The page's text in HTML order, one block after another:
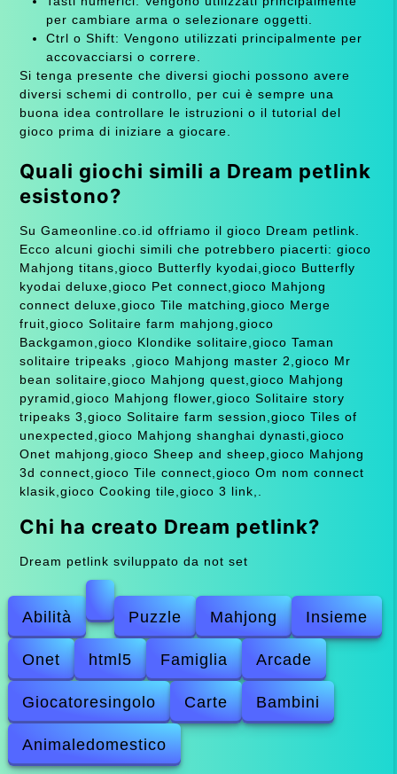
per cambiare arma o selezionare oggetti.
Ctrl o Shift: Vengono utilizzati principalmente per
accovacciarsi o correre.
Si tenga presente che diversi giochi possono avere
diversi schemi di controllo, per cui è sempre una
buona idea controllare le istruzioni o il tutorial del
gioco prima di iniziare a giocare.
Quali giochi simili a Dream petlink
esistono?
Su Gameonline.co.id offriamo il gioco Dream petlink.
Ecco alcuni giochi simili che potrebbero piacerti: gioco
Mahjong titans,gioco Butterfly kyodai,gioco Butterfly
kyodai deluxe,gioco Pet connect,gioco Mahjong
connect deluxe,gioco Tile matching,gioco Merge
fruit,gioco Solitaire farm mahjong,gioco
Backgamon,gioco Klondike solitaire,gioco Taman
solitaire tripeaks ,gioco Mahjong master 2,gioco Mr
bean solitaire,gioco Mahjong quest,gioco Mahjong
pyramid,gioco Mahjong flower,gioco Solitaire story
tripeaks 3,gioco Solitaire farm session,gioco Tiles of
unexpected,gioco Mahjong shanghai dynasti,gioco
Onet mahjong,gioco Sheep and sheep,gioco Mahjong
3d connect,gioco Tile connect,gioco Om nom connect
klasik,gioco Cooking tile,gioco 3 link,.
Chi ha creato Dream petlink?
Dream petlink sviluppato da not set
Abilità Puzzle Mahjong Insieme
Onet html5 Famiglia Arcade
Giocatoresingolo Carte Bambini
Animaledomestico